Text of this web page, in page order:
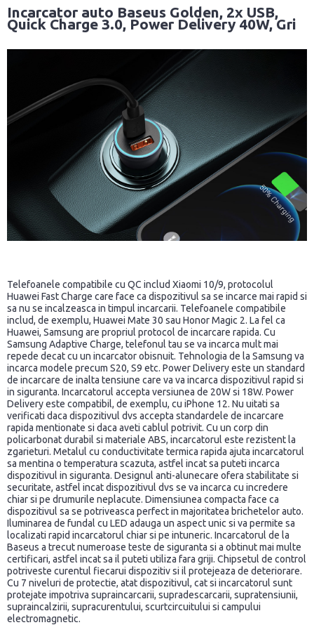
Incarcator auto Baseus Golden, 2x USB,
Quick Charge 3.0, Power Delivery 40W, Gri
Telefoanele compatibile cu QC includ Xiaomi 10/9, protocolul
Huawei Fast Charge care face ca dispozitivul sa se incarce mai rapid si
sa nu se incalzeasca in timpul incarcarii. Telefoanele compatibile
includ, de exemplu, Huawei Mate 30 sau Honor Magic 2. La fel ca
Huawei, Samsung are propriul protocol de incarcare rapida. Cu
Samsung Adaptive Charge, telefonul tau se va incarca mult mai
repede decat cu un incarcator obisnuit. Tehnologia de la Samsung va
incarca modele precum S20, S9 etc. Power Delivery este un standard
de incarcare de inalta tensiune care va va incarca dispozitivul rapid si
in siguranta. Incarcatorul accepta versiunea de 20W si 18W. Power
Delivery este compatibil, de exemplu, cu iPhone 12. Nu uitati sa
verificati daca dispozitivul dvs accepta standardele de incarcare
rapida mentionate si daca aveti cablul potrivit. Cu un corp din
policarbonat durabil si materiale ABS, incarcatorul este rezistent la
zgarieturi. Metalul cu conductivitate termica rapida ajuta incarcatorul
sa mentina o temperatura scazuta, astfel incat sa puteti incarca
dispozitivul in siguranta. Designul anti-alunecare ofera stabilitate si
securitate, astfel incat dispozitivul dvs se va incarca cu incredere
chiar si pe drumurile neplacute. Dimensiunea compacta face ca
dispozitivul sa se potriveasca perfect in majoritatea brichetelor auto.
Iluminarea de fundal cu LED adauga un aspect unic si va permite sa
localizati rapid incarcatorul chiar si pe intuneric. Incarcatorul de la
Baseus a trecut numeroase teste de siguranta si a obtinut mai multe
certificari, astfel incat sa il puteti utiliza fara griji. Chipsetul de control
potriveste curentul fiecarui dispozitiv si il protejeaza de deteriorare.
Cu 7 niveluri de protectie, atat dispozitivul, cat si incarcatorul sunt
protejate impotriva supraincarcarii, supradescarcarii, supratensiunii,
supraincalzirii, supracurentului, scurtcircuitului si campului
electromagnetic.